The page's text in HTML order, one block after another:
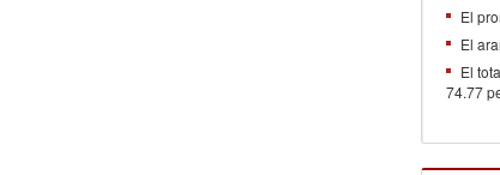
El
El
El
74.77